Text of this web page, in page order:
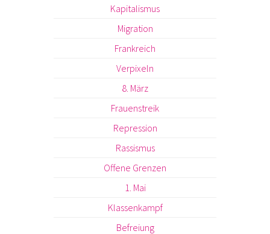
Kapitalismus
Migration
Frankreich
Verpixeln
8. März
Frauenstreik
Repression
Rassismus
Offene Grenzen
1. Mai
Klassenkampf
Befreiung